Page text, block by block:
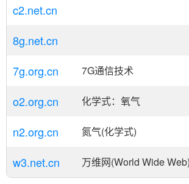
c2.net.cn
8g.net.cn
7g.org.cn 7G通信技术
o2.org.cn 化学式：氧气
n2.org.cn 氮气(化学式)
w3.net.cn 万维网(World Wide Web)